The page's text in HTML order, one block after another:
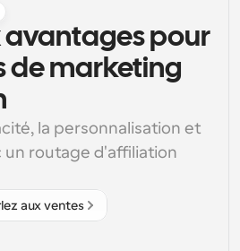
avantages pour
de marketing
la personnalisation et
un routage d'affiliation
aux ventes